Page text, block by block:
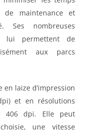
de maintenance et
Ses nombreuses
lui permettent de
aux parcs
laize d’impression
et en résolutions
406 dpi. Elle peut
une vitesse